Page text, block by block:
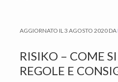
AGGIORNATO IL3 AGOSTO 2020 DA
RISIKO – COME
REGOLE E